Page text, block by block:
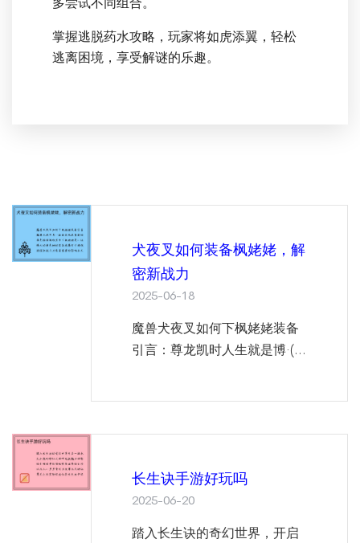
掌握逃脱药水攻略，玩家将如虎添翼，轻松
逃离困境，享受解谜的乐趣。
犬夜叉如何装备枫姥姥，解
密新战力
2025-06-18
魔兽犬夜叉如何下枫姥姥装备
引言：尊龙凯时人生就是博·(...
长生诀手游好玩吗
2025-06-20
踏入长生诀的奇幻世界，开启